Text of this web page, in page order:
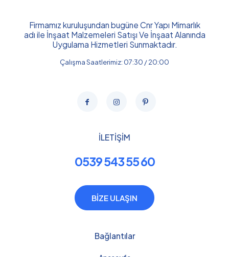
Firmamız kuruluşundan bugüne Cnr Yapı Mimarlık
adı ile İnşaat Malzemeleri Satışı Ve İnşaat Alanında
Uygulama Hizmetleri Sunmaktadır.
Çalışma Saatlerimiz: 07:30 / 20:00
İLETİŞİM
0539 543 55 60
BİZE ULAŞIN
Bağlantılar